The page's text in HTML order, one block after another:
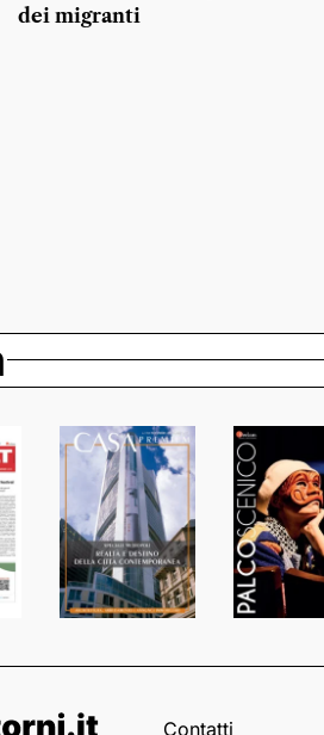
dei migranti
Contatti